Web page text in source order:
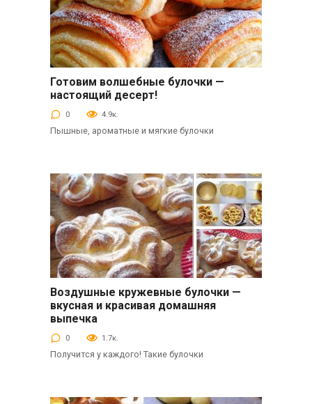
Готовим волшебные булочки —
настоящий десерт!
0 4.9к.
Пышные, ароматные и мягкие булочки
Выпечка
Воздушные кружевные булочки —
вкусная и красивая домашняя
выпечка
0 1.7к.
Получится у каждого! Такие булочки